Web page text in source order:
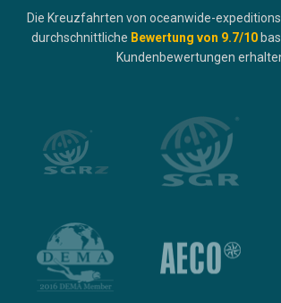
Die Kreuzfahrten von oceanwide-
durchschnittliche Bewertung von 9.7/10
Kundenbewertungen